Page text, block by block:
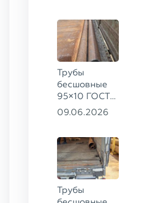
8732-78, ст.
20
Трубы
бесшовные
95×10 ГОСТ
8732-78, ст.
09.06.2026
Трубы